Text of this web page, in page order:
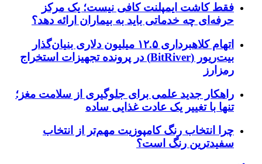
فقط کاشت ایمپلنت کافی نیست؛ یک مرکز
حرفه‌ای چه خدماتی باید به بیماران ارائه دهد؟
اتهام کلاهبرداری ۱۲.۵ میلیون دلاری بنیان‌گذار
بیت‌ریور (BitRiver) در پرونده تجهیزات استخراج
رمزارز
راهکار جدید علمی برای جلوگیری از سلامت مغز؛
تنها با تغییر یک عادت غذایی ساده
چرا انتخاب رنگ کامپوزیت مهم‌تر از انتخاب
سفیدترین رنگ است؟